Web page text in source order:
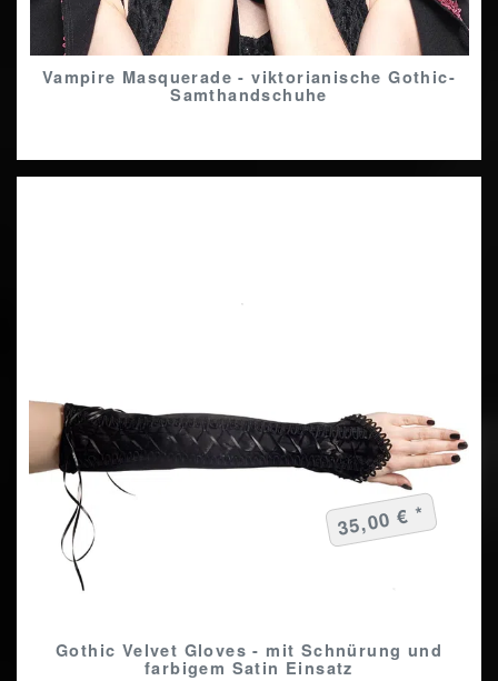
Vampire Masquerade - viktorianische Gothic-
Samthandschuhe
Gothic Velvet Gloves - mit Schnürung und
farbigem Satin Einsatz
35,00 € *